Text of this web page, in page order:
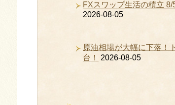
FXスワップ生活の積立 8/
2026-08-05
原油相場が大幅に下落！
台！
2026-08-05